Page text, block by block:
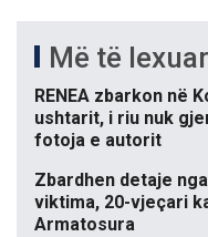
Më të
RENEA zbarkon në
ushtarit, i riu nuk
fotoja e autorit
Zbardhen detaje
viktima, 20-vjeçari
Armatosura